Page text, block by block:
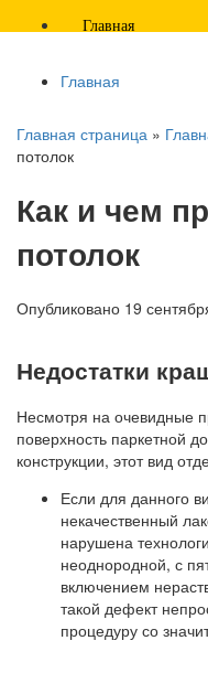
Главная
Главная
Главная страница »
потолок
Как и чем
потолок
Опубликовано 19
Недостатки
Несмотря на очевидные
поверхность паркетной
конструкции, этот вид
Если для данного
некачественный
нарушена
неоднородной, с
включением
такой дефект
процедуру со